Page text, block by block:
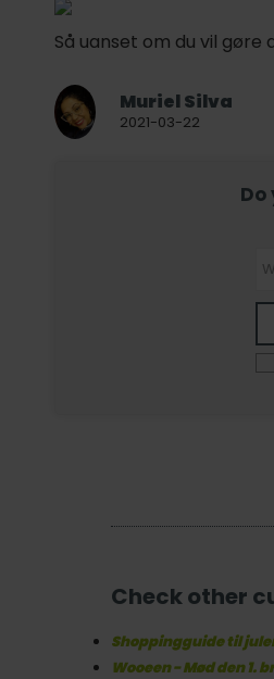
Så uanset om du vil gøre
Muriel Silva
2021-03-22
Do
Check other
Shoppingguide til
Wooeen - Mød den